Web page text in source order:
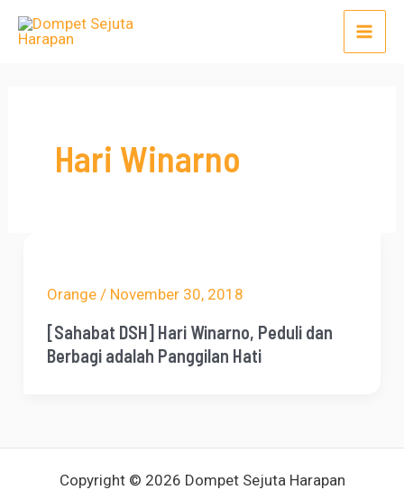
Lewati
Main
Hari Winarno
Orange/ November 30, 2018
[Sahabat DSH] Hari Winarno, Peduli dan
Berbagi adalah Panggilan Hati
Copyright © 2026 Dompet Sejuta Harapan